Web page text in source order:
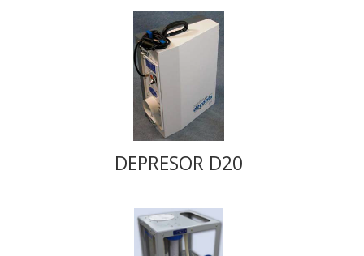
DEPRESOR D20